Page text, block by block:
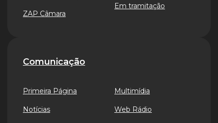
ZAP Câmara
Em tramitação
Comunicação
Primeira Página
Notícias
Multimídia
Web Rádio